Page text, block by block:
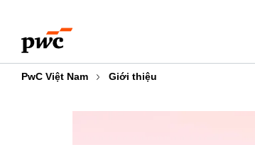
content
footer
PwC Việt Nam Giới thiệu